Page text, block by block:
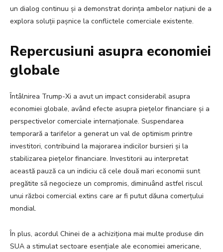
un dialog continuu și a demonstrat dorința ambelor națiuni de a
explora soluții pașnice la conflictele comerciale existente.
Repercusiuni asupra economiei
globale
Întâlnirea Trump-Xi a avut un impact considerabil asupra
economiei globale, având efecte asupra piețelor financiare și a
perspectivelor comerciale internaționale. Suspendarea
temporară a tarifelor a generat un val de optimism printre
investitori, contribuind la majorarea indicilor bursieri și la
stabilizarea piețelor financiare. Investitorii au interpretat
această pauză ca un indiciu că cele două mari economii sunt
pregătite să negocieze un compromis, diminuând astfel riscul
unui război comercial extins care ar fi putut dăuna comerțului
mondial.
În plus, acordul Chinei de a achiziționa mai multe produse din
SUA a stimulat sectoare esențiale ale economiei americane,